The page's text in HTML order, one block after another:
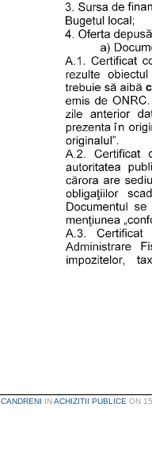
CANDRENI INACHIZITII PUBLICE ON